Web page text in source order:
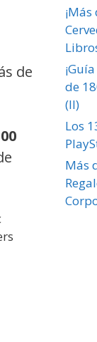
de
de
(II)
Los
Más